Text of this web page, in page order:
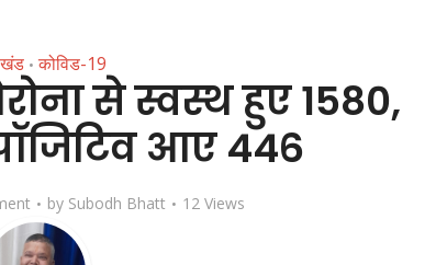
• कोविड-19
से स्वस्थ हुए 1580,
आए 446
by Subodh Bhatt 12 Views